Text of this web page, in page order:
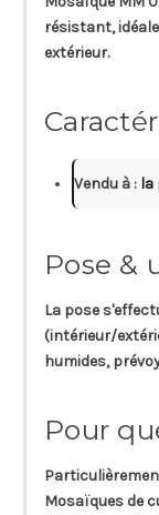
résistant,
extérieur.
Vendu à : la
Pose &
La pose
(intérieur/
humides,
Pour
Mosaïques de